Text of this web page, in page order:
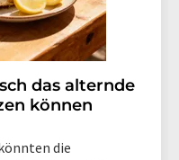
das alternde
können
die